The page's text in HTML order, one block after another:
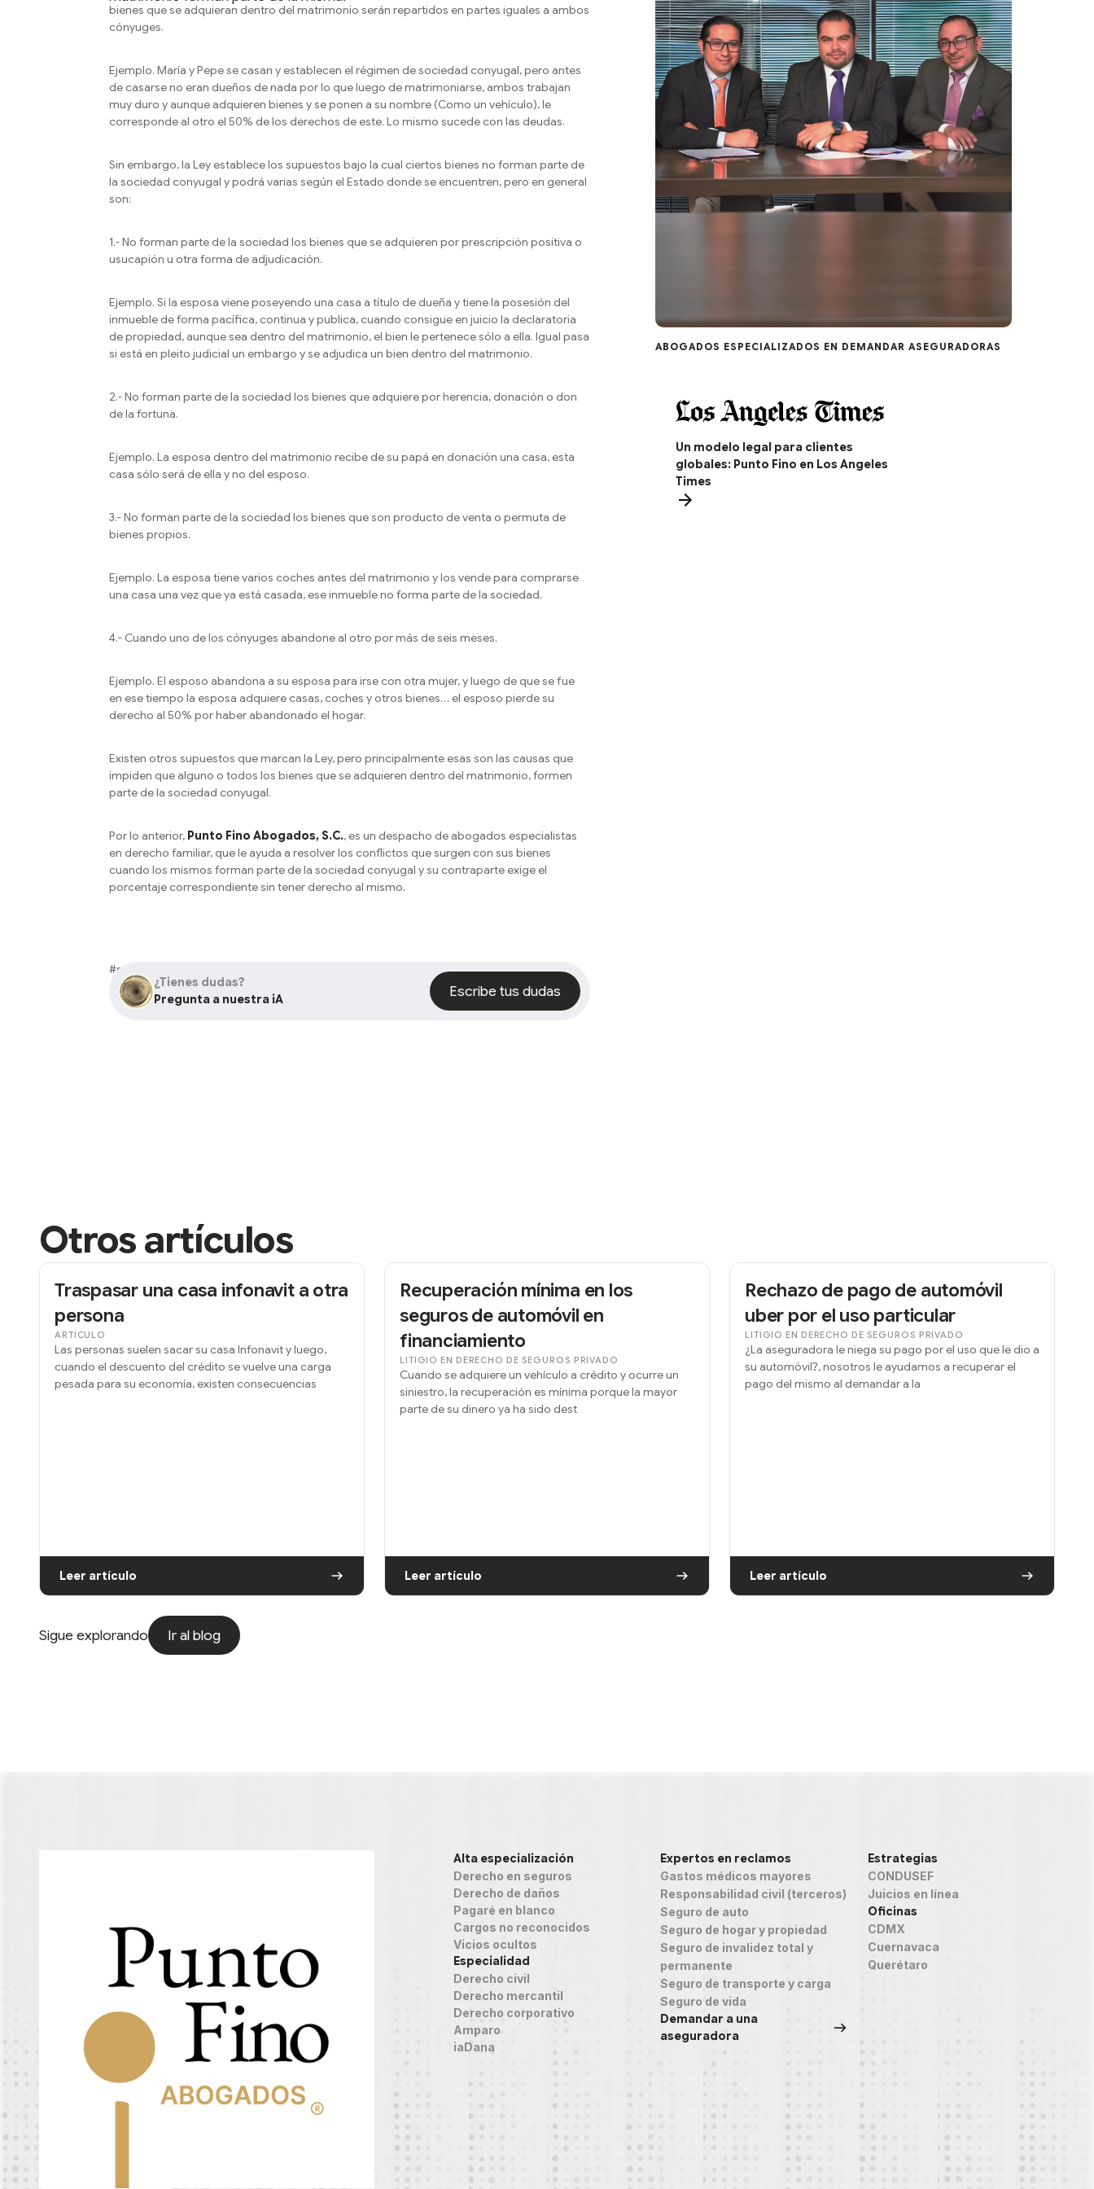
bienes que se adquieran dentro del matrimonio serán repartidos en partes iguales a ambos
cónyuges.
Ejemplo. María y Pepe se casan y establecen el régimen de sociedad conyugal, pero antes
de casarse no eran dueños de nada por lo que luego de matrimoniarse, ambos trabajan
muy duro y aunque adquieren bienes y se ponen a su nombre (Como un vehículo), le
corresponde al otro el 50% de los derechos de este. Lo mismo sucede con las deudas.
Sin embargo, la Ley establece los supuestos bajo la cual ciertos bienes no forman parte de
la sociedad conyugal y podrá varias según el Estado donde se encuentren, pero en general
son:
1.- No forman parte de la sociedad los bienes que se adquieren por prescripción positiva o
usucapión u otra forma de adjudicación.
Ejemplo. Si la esposa viene poseyendo una casa a título de dueña y tiene la posesión del
inmueble de forma pacífica, continua y publica, cuando consigue en juicio la declaratoria
de propiedad, aunque sea dentro del matrimonio, el bien le pertenece sólo a ella. Igual pasa
si está en pleito judicial un embargo y se adjudica un bien dentro del matrimonio.
2.- No forman parte de la sociedad los bienes que adquiere por herencia, donación o don
de la fortuna.
Ejemplo. La esposa dentro del matrimonio recibe de su papá en donación una casa, esta
casa sólo será de ella y no del esposo.
3.- No forman parte de la sociedad los bienes que son producto de venta o permuta de
bienes propios.
Ejemplo. La esposa tiene varios coches antes del matrimonio y los vende para comprarse
una casa una vez que ya está casada, ese inmueble no forma parte de la sociedad.
4.- Cuando uno de los cónyuges abandone al otro por más de seis meses.
Ejemplo. El esposo abandona a su esposa para irse con otra mujer, y luego de que se fue
en ese tiempo la esposa adquiere casas, coches y otros bienes… el esposo pierde su
derecho al 50% por haber abandonado el hogar.
Existen otros supuestos que marcan la Ley, pero principalmente esas son las causas que
impiden que alguno o todos los bienes que se adquieren dentro del matrimonio, formen
parte de la sociedad conyugal.
Por lo anterior, Punto Fino Abogados, S.C., es un despacho de abogados especialistas
en derecho familiar, que le ayuda a resolver los conflictos que surgen con sus bienes
cuando los mismos forman parte de la sociedad conyugal y su contraparte exige el
porcentaje correspondiente sin tener derecho al mismo.
#sociedadconyugal
¿Tienes dudas?
Pregunta a nuestra iA
Escribe tus dudas
ABOGADOS ESPECIALIZADOS EN DEMANDAR ASEGURADORAS
Un modelo legal para clientes
globales: Punto Fino en Los Angeles
Times
Otros artículos
Traspasar una casa infonavit a otra
persona
ARTÍCULO
Las personas suelen sacar su casa Infonavit y luego,
cuando el descuento del crédito se vuelve una carga
pesada para su economía, existen consecuencias
Leer artículo
Recuperación mínima en los
seguros de automóvil en
financiamiento
LITIGIO EN DERECHO DE SEGUROS PRIVADO
Cuando se adquiere un vehículo a crédito y ocurre un
siniestro, la recuperación es mínima porque la mayor
parte de su dinero ya ha sido dest
Leer artículo
Rechazo de pago de automóvil
uber por el uso particular
LITIGIO EN DERECHO DE SEGUROS PRIVADO
¿La aseguradora le niega su pago por el uso que le dio a
su automóvil?, nosotros le ayudamos a recuperar el
pago del mismo al demandar a la
Leer artículo
Sigue explorando Ir al blog
Alta especialización
Derecho en seguros
Derecho de daños
Pagaré en blanco
Cargos no reconocidos
Vicios ocultos
Especialidad
Derecho civil
Derecho mercantil
Derecho corporativo
Amparo
iaDana
Expertos en reclamos
Gastos médicos mayores
Responsabilidad civil (terceros)
Seguro de auto
Seguro de hogar y propiedad
Seguro de invalidez total y
permanente
Seguro de transporte y carga
Seguro de vida
Demandar a una
aseguradora
Estrategias
CONDUSEF
Juicios en línea
Oficinas
CDMX
Cuernavaca
Querétaro